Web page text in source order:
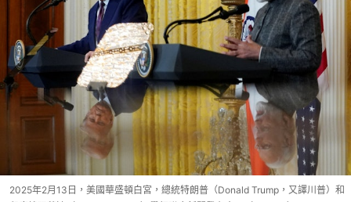
2025年2月13日，美國華盛頓白宮，總統特朗普（Donald Trump，又譯川普）和